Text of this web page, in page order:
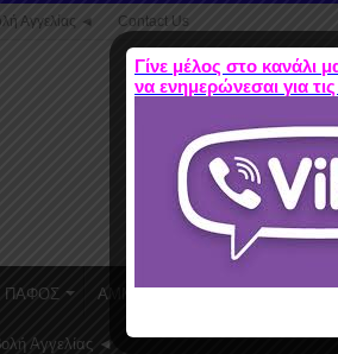
Αγγελίας ◄ Contact Us
ΠΑΦΟΣ ΑΜΜΟΧΩΣΤΟΣ
Αγγελίας ◄
Γίνε μέλος στο κανάλι
να ενημερώνεσαι για